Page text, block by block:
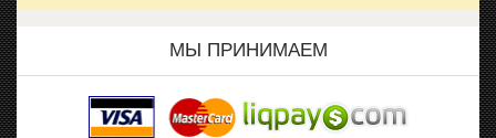
МЫ ПРИНИМАЕМ